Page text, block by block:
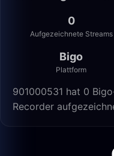
0
Aufgezeichnete Streams
Bigo
Plattform
901000531 hat 0
Recorder